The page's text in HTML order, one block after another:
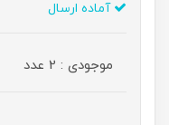
آماده ارسال
موجودی : 2 عدد